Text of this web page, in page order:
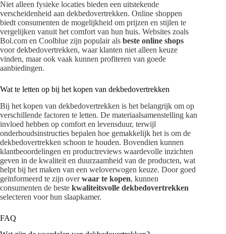
Niet alleen fysieke locaties bieden een uitstekende
verscheidenheid aan dekbedovertrekken. Online shoppen
biedt consumenten de mogelijkheid om prijzen en stijlen te
vergelijken vanuit het comfort van hun huis. Websites zoals
Bol.com en Coolblue zijn populair als beste online shops
voor dekbedovertrekken, waar klanten niet alleen keuze
vinden, maar ook vaak kunnen profiteren van goede
aanbiedingen.
Wat te letten op bij het kopen van dekbedovertrekken
Bij het kopen van dekbedovertrekken is het belangrijk om op
verschillende factoren te letten. De materiaalsamenstelling kan
invloed hebben op comfort en levensduur, terwijl
onderhoudsinstructies bepalen hoe gemakkelijk het is om de
dekbedovertrekken schoon te houden. Bovendien kunnen
klantbeoordelingen en productreviews waardevolle inzichten
geven in de kwaliteit en duurzaamheid van de producten, wat
helpt bij het maken van een weloverwogen keuze. Door goed
geïnformeerd te zijn overwaar te kopen, kunnen
consumenten de beste kwaliteitsvolle dekbedovertrekken
selecteren voor hun slaapkamer.
FAQ